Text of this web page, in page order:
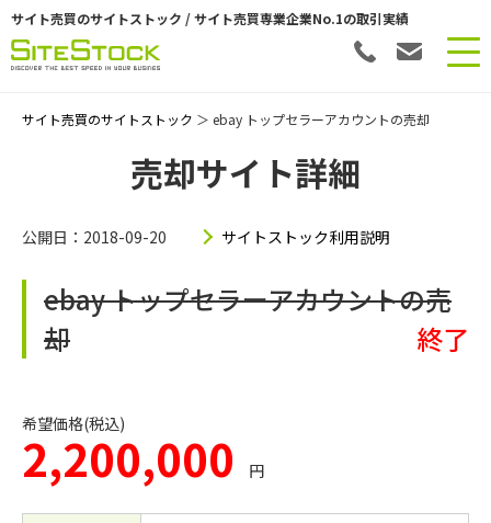
サイト売買のサイトストック / サイト売買専業企業No.1の取引実績
サイト売買のサイトストック ＞ ebay トップセラーアカウントの売却
売却サイト詳細
公開日：2018-09-20 サイトストック利用説明
ebay トップセラーアカウントの売
却
終了
希望価格(税込)
2,200,000 円